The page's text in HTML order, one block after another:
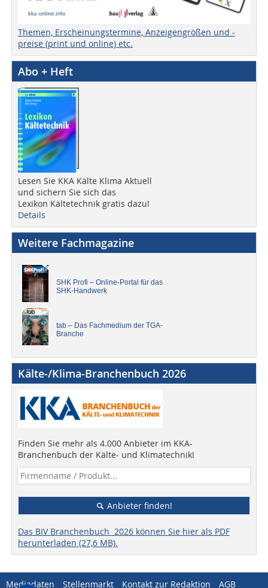
Themen, Erscheinungstermine, Anzeigengrößen und -
preise (print und online) etc.
Abo + Heft
Lesen Sie KKA Kälte Klima Aktuell
und sichern Sie sich das
Lexikon Kältetechnik gratis dazu!
Details
Weitere Fachmagazine
SHK Profi – Online-Portal für das
SHK-Handwerk
tab – Das Fachmedium der TGA-
Branche
Kälte-/Klima-Branchenbuch 2026
Finden Sie mehr als 4.000 Anbieter im KKA-
Branchenbuch der Kälte- und Klimatechnik!
Anbieter finden!
Das BIV Branchenbuch 2026 können Sie hier als PDF
herunterladen (27,6 MB).
Mediadaten Stellenmarkt Kontakt zur Redaktion AGB